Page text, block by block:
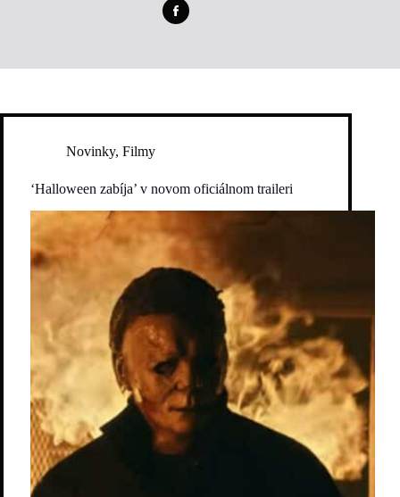
Novinky, Filmy
‘Halloween zabíja’ v novom oficiálnom traileri